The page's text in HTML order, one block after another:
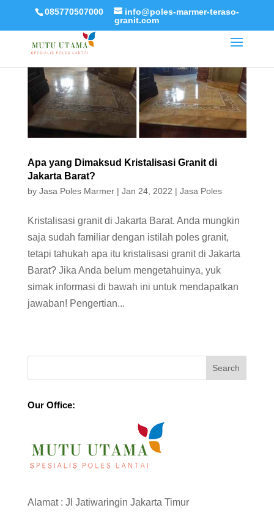
085770507000
info@poles-marmer-teraso-
granit.com
Apa yang Dimaksud Kristalisasi Granit di
Jakarta Barat?
by Jasa Poles Marmer| Jan 24, 2022 | Jasa Poles
Kristalisasi granit di Jakarta Barat. Anda mungkin
saja sudah familiar dengan istilah poles granit,
tetapi tahukah apa itu kristalisasi granit di Jakarta
Barat? Jika Anda belum mengetahuinya, yuk
simak informasi di bawah ini untuk mendapatkan
jawaban! Pengertian...
Our Office:
Alamat : Jl Jatiwaringin Jakarta Timur